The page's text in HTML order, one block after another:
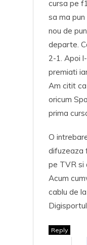
cursa pe
sa ma
nou de
departe.
2-1. Apoi
premiati
Am citit
oricum
prima
O
difuzeaza
pe TVR si
Acum
cablu de
Reply